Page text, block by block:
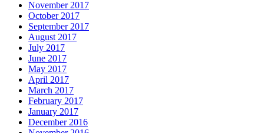
November 2017
October 2017
September 2017
August 2017
July 2017
June 2017
May 2017
April 2017
March 2017
February 2017
January 2017
December 2016